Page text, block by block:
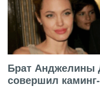
Брат Анджелины
совершил